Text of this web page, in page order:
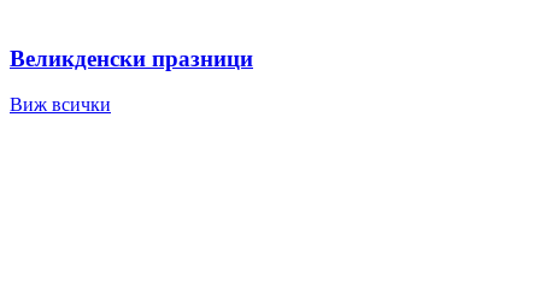
Великденски празници
Виж всички